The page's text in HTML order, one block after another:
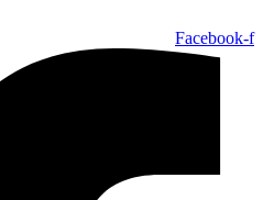
Facebook-f